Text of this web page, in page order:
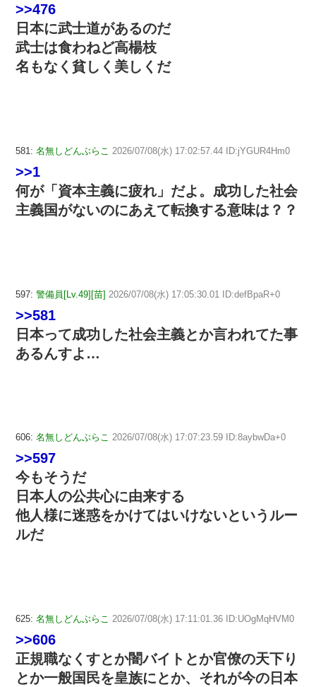
>>476
日本に武士道があるのだ
武士は食わねど高楊枝
名もなく貧しく美しくだ
581: 名無しどんぶらこ 2026/07/08(水) 17:02:57.44 ID:jYGUR4Hm0
>>1
何が「資本主義に疲れ」だよ。成功した社会
主義国がないのにあえて転換する意味は？？
597: 警備員[Lv.49][苗] 2026/07/08(水) 17:05:30.01 ID:defBpaR+0
>>581
日本って成功した社会主義とか言われてた事
あるんすよ…
606: 名無しどんぶらこ 2026/07/08(水) 17:07:23.59 ID:8aybwDa+0
>>597
今もそうだ
日本人の公共心に由来する
他人様に迷惑をかけてはいけないというルー
ルだ
625: 名無しどんぶらこ 2026/07/08(水) 17:11:01.36 ID:UOgMqHVM0
>>606
正規職なくすとか闇バイトとか官僚の天下り
とか一般国民を皇族にとか、それが今の日本